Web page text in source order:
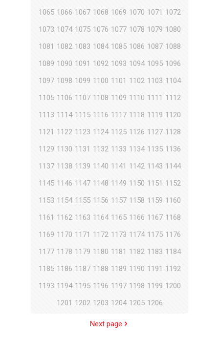
1065 1066 1067 1068 1069 1070 1071 1072
1073 1074 1075 1076 1077 1078 1079 1080
1081 1082 1083 1084 1085 1086 1087 1088
1089 1090 1091 1092 1093 1094 1095 1096
1097 1098 1099 1100 1101 1102 1103 1104
1105 1106 1107 1108 1109 1110 1111 1112
1113 1114 1115 1116 1117 1118 1119 1120
1121 1122 1123 1124 1125 1126 1127 1128
1129 1130 1131 1132 1133 1134 1135 1136
1137 1138 1139 1140 1141 1142 1143 1144
1145 1146 1147 1148 1149 1150 1151 1152
1153 1154 1155 1156 1157 1158 1159 1160
1161 1162 1163 1164 1165 1166 1167 1168
1169 1170 1171 1172 1173 1174 1175 1176
1177 1178 1179 1180 1181 1182 1183 1184
1185 1186 1187 1188 1189 1190 1191 1192
1193 1194 1195 1196 1197 1198 1199 1200
1201 1202 1203 1204 1205 1206
Next page